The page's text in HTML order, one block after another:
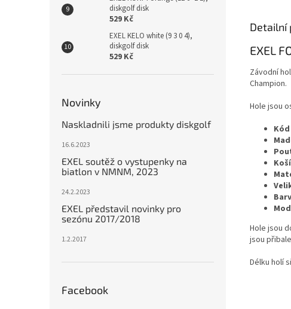
diskgolf disk
529 Kč
EXEL KELO white (9 3 0 4),
diskgolf disk
529 Kč
Novinky
Naskladnili jsme produkty diskgolf
16.6.2023
EXEL soutěž o vystupenky na
biatlon v NMNM, 2023
24.2.2023
EXEL představil novinky pro
sezónu 2017/2018
1.2.2017
Facebook
Detailní
EXEL
Závodní
Champion.
Hole jsou
Hole jsou
jsou
Délku holí